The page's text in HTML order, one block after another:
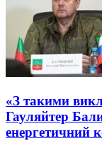
«З такими
Гауляйтер
енергетичний